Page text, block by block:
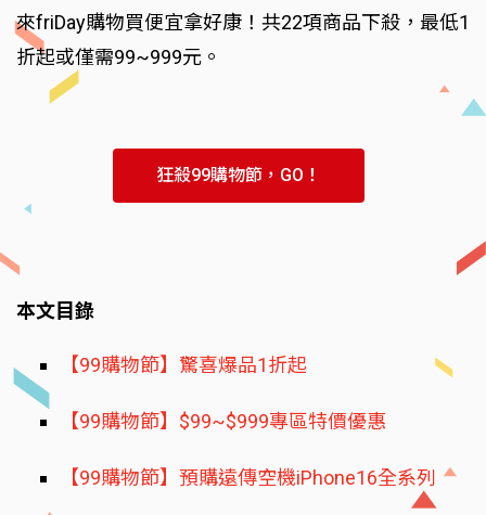
來friDay購物買便宜拿好康！共22項商品下殺，最低1
折起或僅需99~999元。
狂殺99購物節，GO！
本文目錄
【99購物節】驚喜爆品1折起
【99購物節】$99~$999專區特價優惠
【99購物節】預購遠傳空機iPhone16全系列